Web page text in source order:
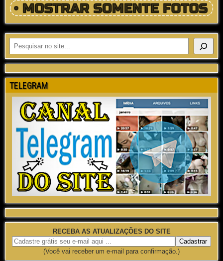
TELEGRAM
RECEBA AS ATUALIZAÇÕES DO SITE
(Você vai receber um e-mail para confirmação.)